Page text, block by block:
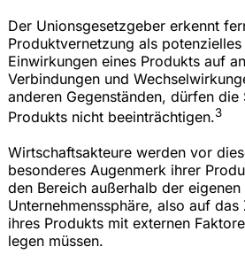
Der Unionsgesetzgeber erkennt
Produktvernetzung als
Einwirkungen eines Produkts auf
Verbindungen und
anderen Gegenständen, dürfen die
Produkts nicht beeinträchtigen.3
Wirtschaftsakteure werden vor
besonderes Augenmerk ihrer
den Bereich außerhalb der eigenen
Unternehmenssphäre, also auf das
ihres Produkts mit externen
legen müssen.